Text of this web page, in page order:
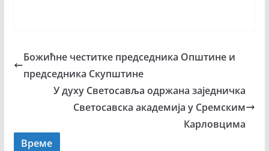
Божићне честитке председника Општине и
председника Скупштине
У духу Светосавља одржана заједничка
Светосавска академија у Сремским
Карловцима
Време